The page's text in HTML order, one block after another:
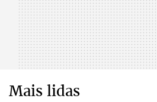
Mais lidas